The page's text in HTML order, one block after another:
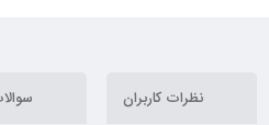
نظرات کاربران